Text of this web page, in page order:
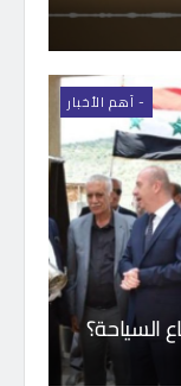
- اَهم الأخبار
السياحة؟